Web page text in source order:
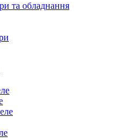
та обладнання